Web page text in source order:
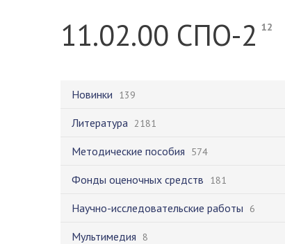
11.02.00 СПО-212
Новинки 139
Литература 2181
Методические пособия 574
Фонды оценочных средств 181
Научно-исследовательские работы 6
Мультимедия 8